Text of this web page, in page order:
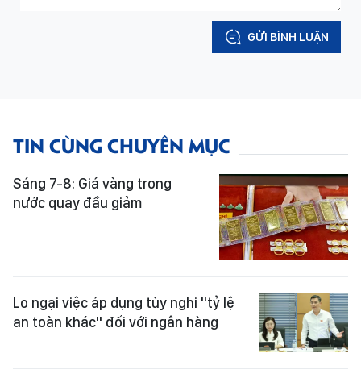
GỬI BÌNH LUẬN
TIN CÙNG CHUYÊN MỤC
Sáng 7-8: Giá vàng trong
nước quay đầu giảm
Lo ngại việc áp dụng tùy nghi "tỷ lệ
an toàn khác" đối với ngân hàng